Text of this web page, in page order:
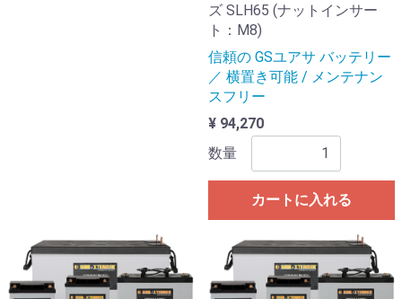
ズ SLH65 (ナットインサー
ト：M8)
信頼の GSユアサ バッテリー
／ 横置き可能 / メンテナン
スフリー
¥ 94,270
数量
カートに入れる